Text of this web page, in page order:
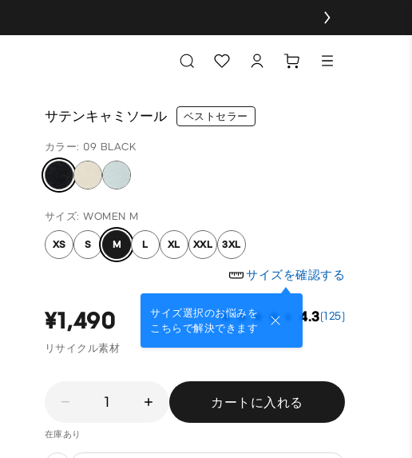
サテンキャミソール ベストセラー
カラー: 09 BLACK
サイズ: WOMEN M
XS S M L XL XXL 3XL
サイズを確認する
サイズ選択のお悩みを
こちらで解決できます
¥1,490 4.3(125)
リサイクル素材
1 カートに入れる
在庫あり